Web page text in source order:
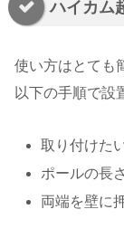
ハイカム
使い方はとても
以下の手順で設
取り付けた
ポールの長
両端を壁に